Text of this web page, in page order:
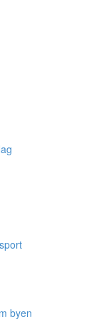
byen